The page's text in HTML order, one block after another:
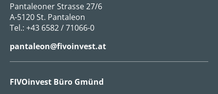
Pantaleoner Strasse 27/6
A-5120 St. Pantaleon
Tel.: +43 6582 / 71066-0
pantaleon@fivoinvest.at
FIVOinvest Büro Gmünd